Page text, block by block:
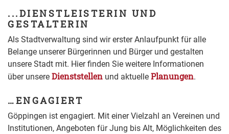
...DIENSTLEISTERIN UND
GESTALTERIN
Als Stadtverwaltung sind wir erster Anlaufpunkt für alle
Belange unserer Bürgerinnen und Bürger und gestalten
unsere Stadt mit. Hier finden Sie weitere Informationen
über unsere Dienststellen und aktuelle Planungen.
…ENGAGIERT
Göppingen ist engagiert. Mit einer Vielzahl an Vereinen und
Institutionen, Angeboten für Jung bis Alt, Möglichkeiten des